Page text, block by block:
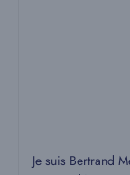
Je suis Bertrand